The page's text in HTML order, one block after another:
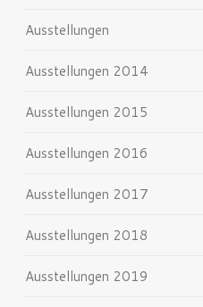
Ausstellungen
Ausstellungen 2014
Ausstellungen 2015
Ausstellungen 2016
Ausstellungen 2017
Ausstellungen 2018
Ausstellungen 2019